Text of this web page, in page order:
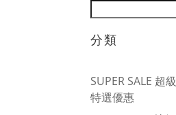
分類
SUPER SALE 超級
特選優惠